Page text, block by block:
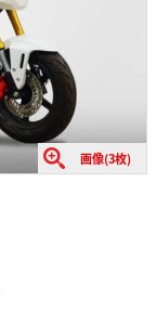
画像(3枚)